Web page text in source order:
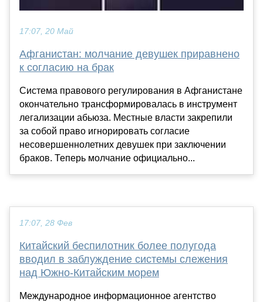
17:07, 20 Май
Афганистан: молчание девушек приравнено
к согласию на брак
Система правового регулирования в Афганистане
окончательно трансформировалась в инструмент
легализации абьюза. Местные власти закрепили
за собой право игнорировать согласие
несовершеннолетних девушек при заключении
браков. Теперь молчание официально...
17:07, 28 Фев
Китайский беспилотник более полугода
вводил в заблуждение системы слежения
над Южно-Китайским морем
Международное информационное агентство